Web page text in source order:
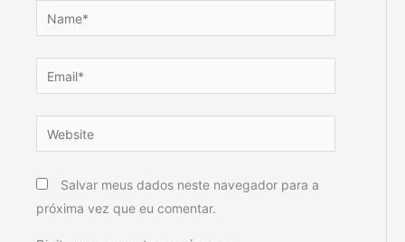
Email*
Website
Salvar meus dados neste navegador para a
próxima vez que eu comentar.